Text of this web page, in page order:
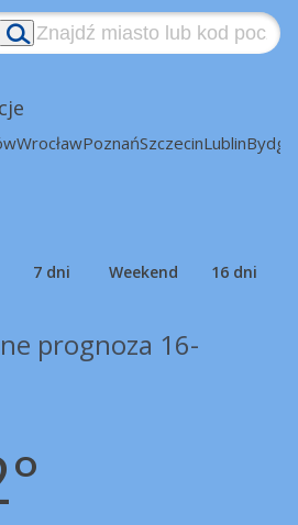
WrocławPoznańSzczecinLublin
7 dni Weekend 16 dni
prognoza 16-